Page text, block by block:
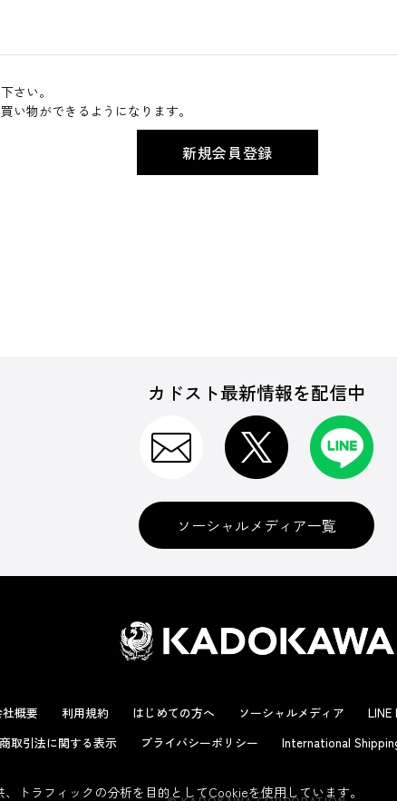
さい。
い物ができるようになります。
カドスト最新情報を配信中
ソーシャルメディア一覧
概要 利用規約 はじめての方へ ソーシャルメディア LINE
取引法に関する表示
プライバシーポリシー International
トラフィックの分析を目的としてCookieを使用しています。